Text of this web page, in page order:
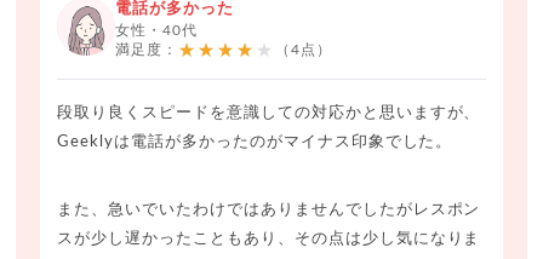
電話が多かった
女性・40代
満足度： ★★★★★ （4点）
段取り良くスピードを意識しての対応かと思いますが、
Geeklyは電話が多かったのがマイナス印象でした。
また、急いでいたわけではありませんでしたがレスポン
スが少し遅かったこともあり、その点は少し気になりま